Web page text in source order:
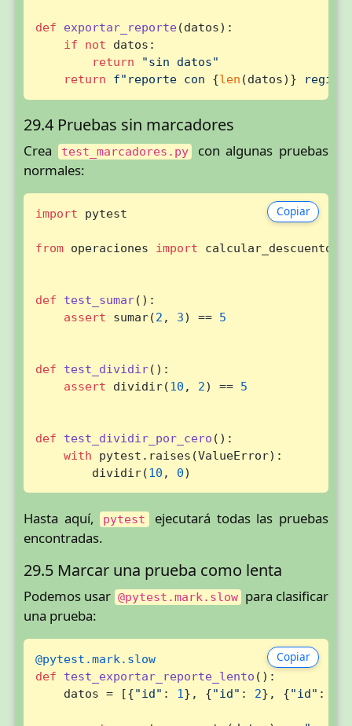
def exportar_reporte(datos):
if
not datos:
return
"sin datos"
return
f"reporte con {len (datos)}
29.4 Pruebas sin marcadores
Crea test_marcadores.py
con algunas pruebas
normales:
Copiar
import pytest
from operaciones import calcular_descuento,
def test_sumar():
assert sumar(2 , 3) == 5
def test_dividir():
assert dividir(10 , 2) == 5
def test_dividir_por_cero ():
with pytest.raises(ValueError):
        dividir(
10 , 0)
Hasta aquí, pytest ejecutará todas las pruebas
encontradas.
29.5 Marcar una prueba como lenta
Podemos usar @pytest.mark.slow para clasificar
una prueba:
Copiar
@pytest.mark.slow
def
test_exportar_reporte_lento ():
    datos = [{
"id" : 1 }, {"id" : 2}, {"id" :